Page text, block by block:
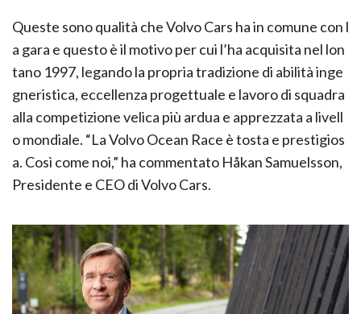
Queste sono qualità che Volvo Cars ha in comune con l
a gara e questo è il motivo per cui l’ha acquisita nel lon
tano 1997, legando la propria tradizione di abilità inge
gneristica, eccellenza progettuale e lavoro di squadra
alla competizione velica più ardua e apprezzata a livell
o mondiale. “La Volvo Ocean Race è tosta e prestigios
a. Così come noi,” ha commentato Håkan Samuelsson,
Presidente e CEO di Volvo Cars.